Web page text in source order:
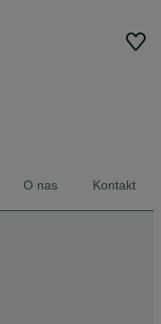
O nas Kontakt